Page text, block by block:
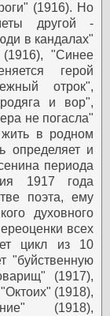
(1916). Но
другой -
в кандалах"
"Синее
герой
отрок",
и вор",
не погасла"
в родном
определяет и
периода
1917 года
поэта, ему
духовного
всех
цикл из 10
"буйственную
(1917),
(1918),
(1918),